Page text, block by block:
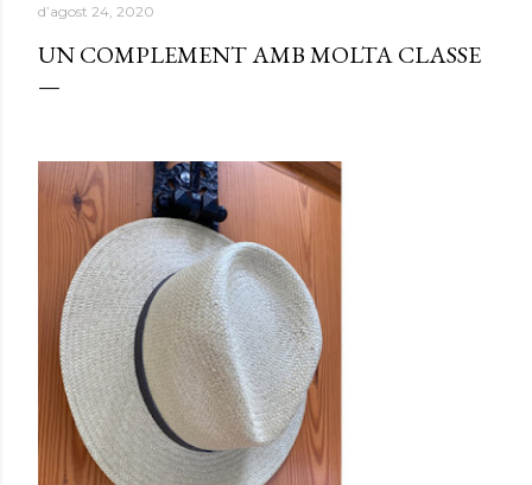
d’agost 24, 2020
UN COMPLEMENT AMB MOLTA CLASSE